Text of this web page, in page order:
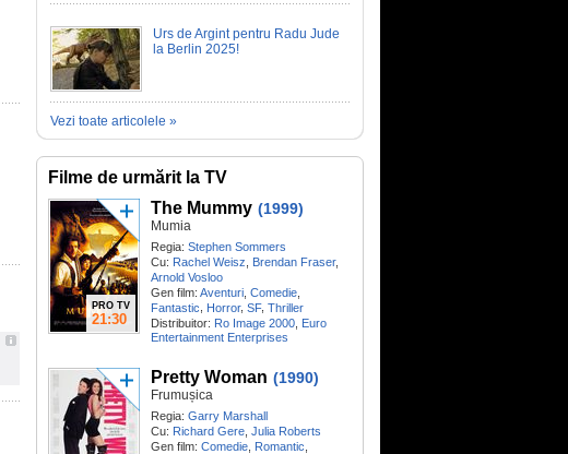
Urs de Argint pentru Radu Jude
la Berlin 2025!
Vezi toate articolele »
Filme de urmărit la TV
PRO TV
21:30
The Mummy (1999)
Mumia
Regia: Stephen Sommers
Cu: Rachel Weisz Brendan Fraser,
Arnold Vosloo
Gen film: Aventuri Comedie
Fantastic, Horror, SF, Thriller
Distribuitor: Ro Image 2000 Euro
Entertainment Enterprises
Pretty Woman (1990)
Frumușica
Regia: Garry Marshall
Cu: Richard Gere Julia Roberts
Gen film: Comedie Romantic